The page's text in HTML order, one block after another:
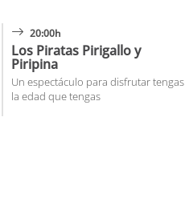
20:00h
Los Piratas Pirigallo y
Piripina
Un espectáculo para disfrutar tengas
la edad que tengas